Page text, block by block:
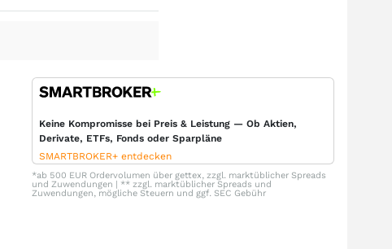
Keine Kompromisse bei Preis & Leistung — Ob Aktien,
Derivate, ETFs, Fonds oder Sparpläne
SMARTBROKER+ entdecken
*ab 500 EUR Ordervolumen über gettex, zzgl. marktüblicher Spreads
und Zuwendungen | ** zzgl. marktüblicher Spreads und
Zuwendungen, mögliche Steuern und ggf. SEC Gebühr